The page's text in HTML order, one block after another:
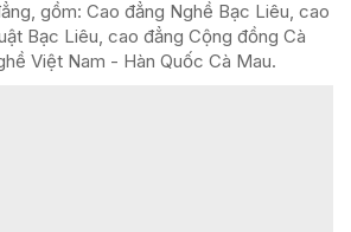
gồm: Cao đẳng Nghề Bạc Liêu, cao
Bạc Liêu, cao đẳng Cộng đồng Cà
Việt Nam - Hàn Quốc Cà Mau.